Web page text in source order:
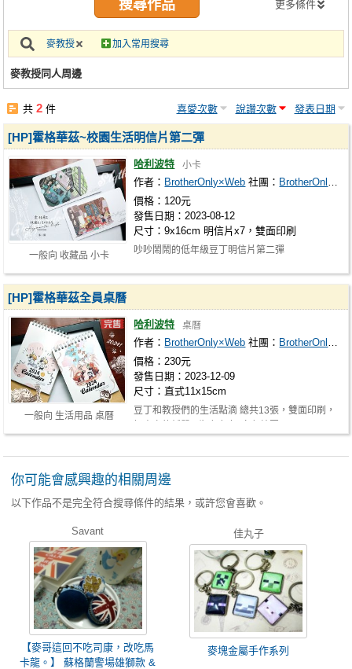
會員功能選單
註冊會員
更多條件
麥教授 加入常用搜尋
麥教授同人周邊
共2 件 喜愛次數 說讚次數 發表日期
一般向 收藏品 小卡
[HP]霍格華茲~校園生活明信片第二彈
哈利波特 小卡
作者： BrotherOnly×Web 社團： BrotherOnly×Web
價格：120元
發售日期：2023-08-12
尺寸：9x16cm 明信片x7，雙面印刷
吵吵鬧鬧的低年級豆丁明信片第二彈
一般向 生活用品 桌曆
[HP]霍格華茲全員桌曆
哈利波特 桌曆
作者： BrotherOnly×Web 社團： BrotherOnly×Web
價格：230元
發售日期：2023-12-09
尺寸：直式11x15cm
豆丁和教授們的生活點滴 總共13張，雙面印刷，
你可能會感興趣的相關周邊
以下作品不是完全符合搜尋條件的結果，或許您會喜歡。
Savant
【麥哥這回不吃司康，改吃馬
卡龍。】 蘇格蘭警場雄獅款 &
佳丸子
麥塊金屬手作系列